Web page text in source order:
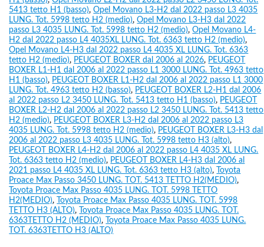
5413 tetto H1 (basso),Opel Movano L3-H2 dal 2022 passo L3 4035
LUNG. Tot. 5998 tetto H2 (medio),Opel Movano L3-H3 dal 2022
passo L3 4035 LUNG. Tot. 5998 tetto H2 (medio),Opel Movano L4-
H2 dal 2022 passo L4 4035XL LUNG. Tot. 6363 tetto H2 (medio),
Opel Movano L4-H3 dal 2022 passo L4 4035 XL LUNG. Tot. 6363
tetto H2 (medio), PEUGEOT BOXER dal 2006 al 2026, PEUGEOT
BOXER L1-H1 dal 2006 al 2022 passo L1 3000 LUNG. Tot. 4963 tetto
H1 (basso), PEUGEOT BOXER L1-H2 dal 2006 al 2022 passo L1 3000
LUNG. Tot. 4963 tetto H2 (basso), PEUGEOT BOXER L2-H1 dal 2006
al 2022 passo L2 3450 LUNG. Tot. 5413 tetto H1 (basso), PEUGEOT
BOXER L2-H2 dal 2006 al 2022 passo L2 3450 LUNG. Tot. 5413 tetto
H2 (medio), PEUGEOT BOXER L3-H2 dal 2006 al 2022 passo L3
4035 LUNG. Tot. 5998 tetto H2 (medio), PEUGEOT BOXER L3-H3 dal
2006 al 2022 passo L3 4035 LUNG. Tot. 5998 tetto H3 (alto),
PEUGEOT BOXER L4-H2 dal 2006 al 2022 passo L4 4035 XL LUNG.
Tot. 6363 tetto H2 (medio), PEUGEOT BOXER L4-H3 dal 2006 al
2021 passo L4 4035 XL LUNG. Tot. 6363 tetto H3 (alto),
Toyota
Proace Max Passo 3450 LUNG. TOT. 5413 TETTO H2(MEDIO),
Toyota Proace Max Passo 4035 LUNG. TOT. 5998 TETTO
H2(MEDIO),
Toyota Proace Max Passo 4035 LUNG. TOT. 5998
TETTO H3 (ALTO),
Toyota Proace Max Passo 4035 LUNG. TOT.
6363TETTO H2 (MEDIO),
Toyota Proace Max Passo 4035 LUNG.
TOT. 6363TETTO H3 (ALTO)